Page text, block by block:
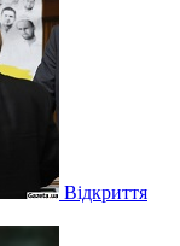
Відкриття